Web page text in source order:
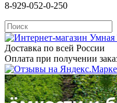
8-929-052-0-250
Доставка по всей России
Оплата при получении